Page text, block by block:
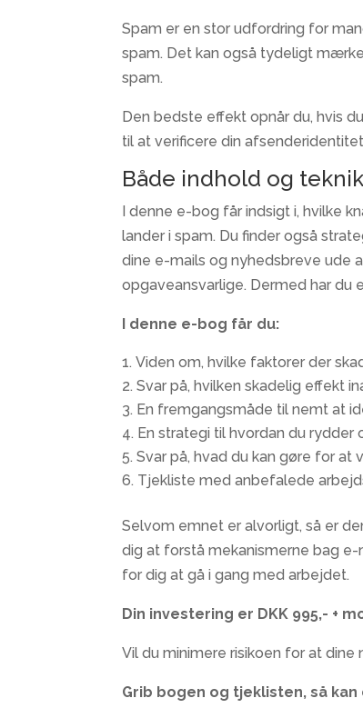
Spam er en stor udfordring for
spam. Det kan også tydeligt
spam.
Den bedste effekt opnår du, hvis
til at verificere din
Både indhold og
I denne e-bog får indsigt i, hvilke
lander i spam. Du finder også
dine e-mails og nyhedsbreve ude
opgaveansvarlige. Dermed har du
I denne e-bog får du:
Viden om, hvilke faktorer der
Svar på, hvilken skadelig effekt
En fremgangsmåde til nemt at
En strategi til hvordan du
Svar på, hvad du kan gøre for
Tjekliste med anbefalede
Selvom emnet er alvorligt, så er
dig at forstå mekanismerne bag
for dig at gå i gang med arbejdet.
Din investering er DKK 995,- +
Vil du minimere risikoen for at
Grib bogen og tjeklisten, så